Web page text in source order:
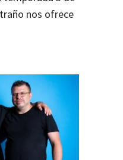
nos ofrece